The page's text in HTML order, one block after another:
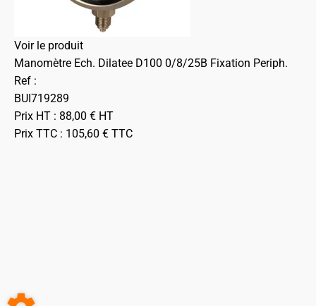
Voir le produit
Manomètre Ech. Dilatee D100 0/8/25B Fixation Periph.
Ref :
BUI719289
Prix HT : 88,00 € HT
Prix TTC : 105,60 € TTC